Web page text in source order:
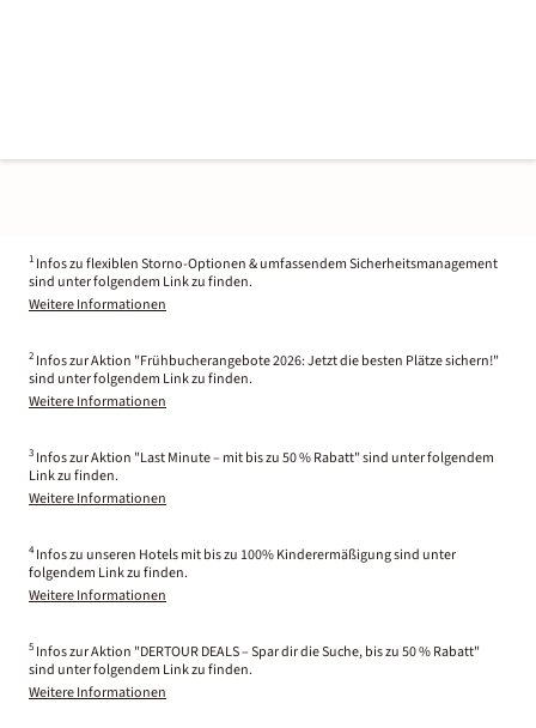
1 Infos zu flexiblen Storno-Optionen & umfassendem Sicherheitsmanagement
sind unter folgendem Link zu finden.
Weitere Informationen
2 Infos zur Aktion "Frühbucherangebote 2026: Jetzt die besten Plätze sichern!"
sind unter folgendem Link zu finden.
Weitere Informationen
3 Infos zur Aktion "Last Minute – mit bis zu 50 % Rabatt" sind unter folgendem
Link zu finden.
Weitere Informationen
4 Infos zu unseren Hotels mit bis zu 100% Kinderermäßigung sind unter
folgendem Link zu finden.
Weitere Informationen
5 Infos zur Aktion "DERTOUR DEALS – Spar dir die Suche, bis zu 50 % Rabatt"
sind unter folgendem Link zu finden.
Weitere Informationen